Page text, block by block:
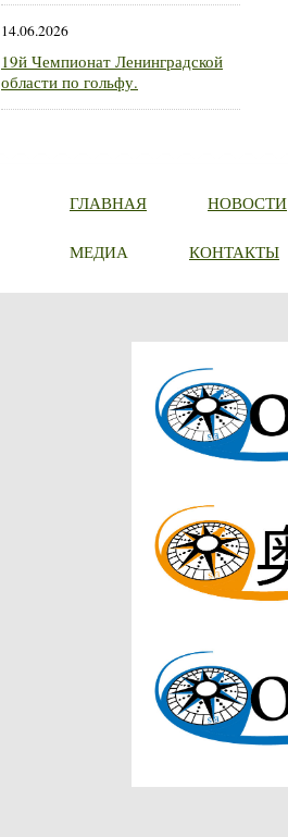
14.06.2026
19й Чемпионат Ленинградской
области по гольфу.
ГЛАВНАЯ НОВОСТИ
МЕДИА КОНТАКТЫ